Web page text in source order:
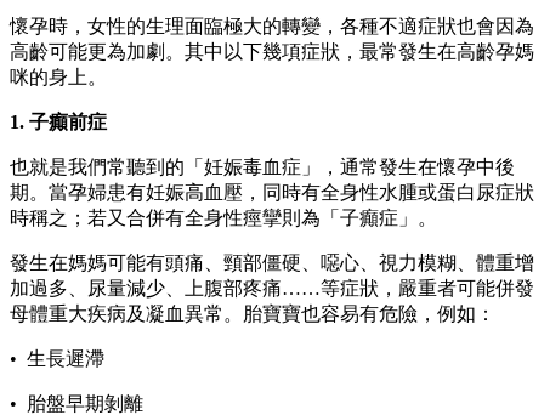
懷孕時，女性的生理面臨極大的轉變，各種不適症狀也會因為
高齡可能更為加劇。其中以下幾項症狀，最常發生在高齡孕媽
咪的身上。
1. 子癲前症
也就是我們常聽到的「妊娠毒血症」，通常發生在懷孕中後
期。當孕婦患有妊娠高血壓，同時有全身性水腫或蛋白尿症狀
時稱之；若又合併有全身性痙攣則為「子癲症」。
發生在媽媽可能有頭痛、頸部僵硬、噁心、視力模糊、體重增
加過多、尿量減少、上腹部疼痛……等症狀，嚴重者可能併發
母體重大疾病及凝血異常。胎寶寶也容易有危險，例如：
• 生長遲滯
• 胎盤早期剝離